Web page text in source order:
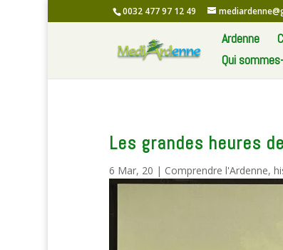
0032 477 97 12 49
Ardenne
Qui
Les grandes heures
6 Mar, 20 | Comprendre l'Ardenne,